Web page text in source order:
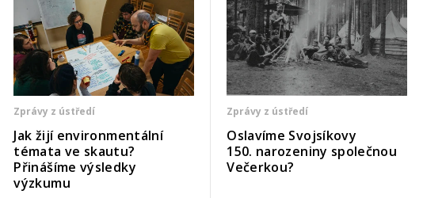
Zprávy z ústředí
Jak žijí environmentální
témata ve skautu?
Přinášíme výsledky
výzkumu
Zprávy z ústředí
Oslavíme Svojsíkovy
150. narozeniny společnou
Večerkou?